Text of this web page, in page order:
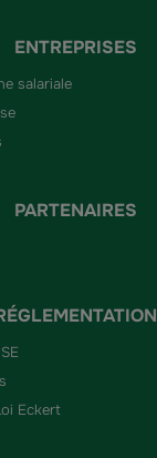
ENTREPRISES
salariale
PARTENAIRES
Eckert